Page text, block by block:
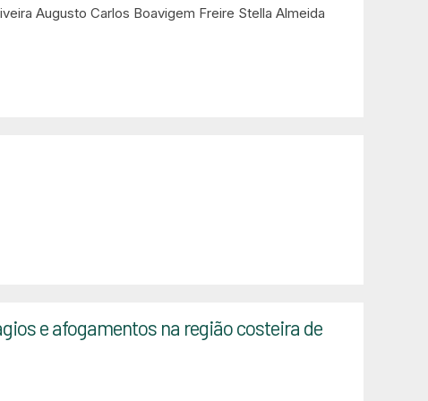
Augusto Carlos Boavigem Freire Stella Almeida
e afogamentos na região costeira de